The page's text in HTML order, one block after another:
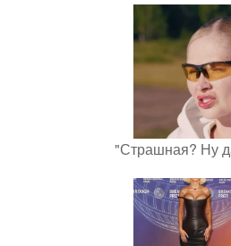
"Страшная? Ну